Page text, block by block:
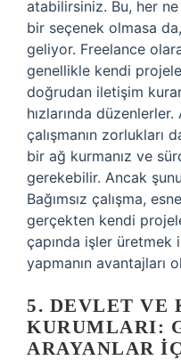
atabilirsiniz. Bu, her
bir seçenek olmasa
geliyor. Freelance
genellikle kendi
doğrudan iletişim
hızlarında
çalışmanın zorlukları
bir ağ kurmanız ve
gerekebilir. Ancak
Bağımsız çalışma,
gerçekten kendi
çapında işler üretmek
yapmanın avantajları
5. DEVLET VE
KURUMLARI:
ARAYANLAR